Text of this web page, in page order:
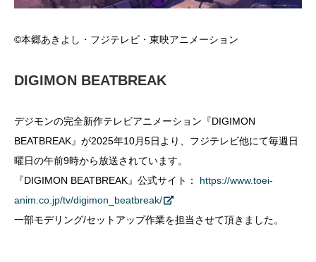
©本郷あきよし・フジテレビ・東映アニメーション
DIGIMON BEATBREAK
デジモンの完全新作テレビアニメーション『DIGIMON
BEATBREAK』が2025年10月5日より、 フジテレビ他にて毎週日
曜日の午前9時から放送されています。
『DIGIMON BEATBREAK』 公式サイト： https://www.toei-
anim.co.jp/tv/digimon_ beatbreak/
一部モデリング/セットアップ作業を担当させて頂きました。